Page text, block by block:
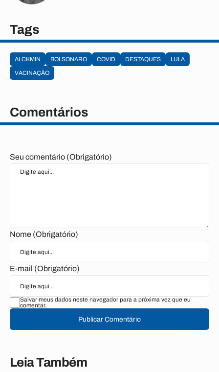
Tags
ALCKMIN BOLSONARO COVID DESTAQUES
LULA
VACINAÇÃO
Comentários
Seu comentário (Obrigatório)
Nome (Obrigatório)
E-mail (Obrigatório)
Salvar meus dados neste navegador para a próxima vez que eu
comentar.
Publicar Comentário
Leia Também